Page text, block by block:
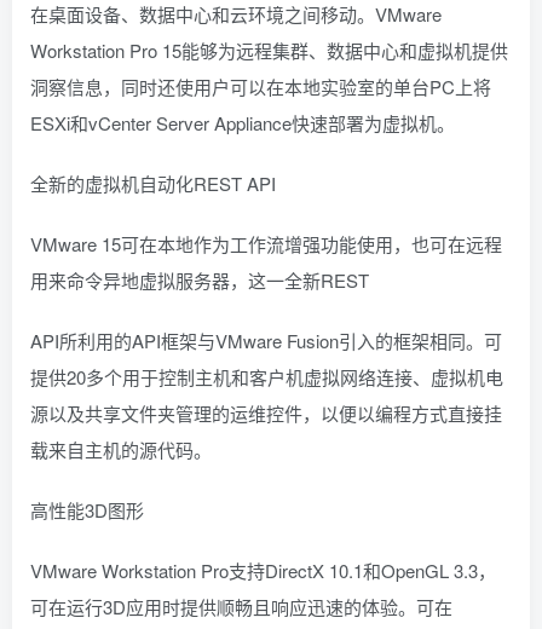
在桌面设备、数据中心和云环境之间移动。VMware
Workstation Pro 15能够为远程集群、数据中心和虚拟机提供
洞察信息，同时还使用户可以在本地实验室的单台PC上将
ESXi和vCenter Server Appliance快速部署为虚拟机。
全新的虚拟机自动化REST API
VMware 15可在本地作为工作流增强功能使用，也可在远程
用来命令异地虚拟服务器，这一全新REST
API所利用的API框架与VMware Fusion引入的框架相同。可
提供20多个用于控制主机和客户机虚拟网络连接、虚拟机电
源以及共享文件夹管理的运维控件，以便以编程方式直接挂
载来自主机的源代码。
高性能3D图形
VMware Workstation Pro支持DirectX 10.1和OpenGL 3.3，
可在运行3D应用时提供顺畅且响应迅速的体验。可在